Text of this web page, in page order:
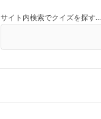
サイト内検索でクイズを探す…